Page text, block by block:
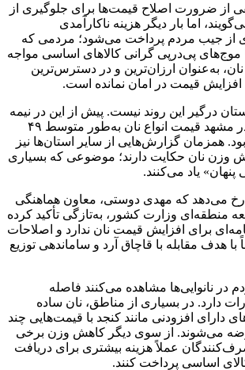
از ضرورت اصلاح قیمت‌ها برای جلوگیری از
اما بار دیگر هزینه ناکارآمدی
از جیب مردم پرداخت می‌شود؛ مردمی که
پی‌درپی گرانی کالاهای اساسی مواجه
نان، به‌عنوان ارزان‌ترین و در دسترس‌ترین
افزایش قیمت در امان نمانده است.
درگیر این روند نیست. پیش از این در نیمه
خردادماه جاری نیز در مشهد قیمت انواع نان به‌طور متوسط ۴۹
همزمان گزارش‌هایی از سایر استان‌ها نیز
وزن نان حکایت دارند؛ موضوعی که بسیاری
پنهان» یاد می‌کنند.
رخ می‌دهد که مهدی دوستی، معاون هماهنگی
منطقه‌ای وزارت کشور، به‌تازگی تأکید کرده
برای افزایش قیمت نان ندارد و اصلاحات
با هدف مقابله با قاچاق آرد و ساماندهی توزیع
در نانوایی‌ها مشاهده می‌کنند فاصله
دارد. در بسیاری از مناطق، نان ساده
دارای افزودنی مانند کنجد با قیمت‌هایی چند
می‌شوند. از سوی دیگر کاهش وزن برخی
عملاً هزینه بیشتری برای دریافت
اساسی پرداخت کنند.